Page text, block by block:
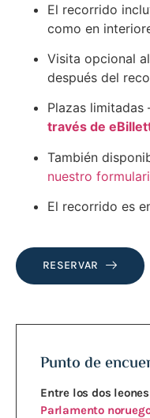
El recorrido
como en
Visita opcional
después del
Plazas limitadas
través de
También
nuestro
El recorrido es
RESERVAR
Punto de
Entre los dos
Parlamento